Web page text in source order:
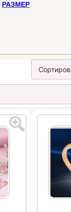
РАЗМЕР